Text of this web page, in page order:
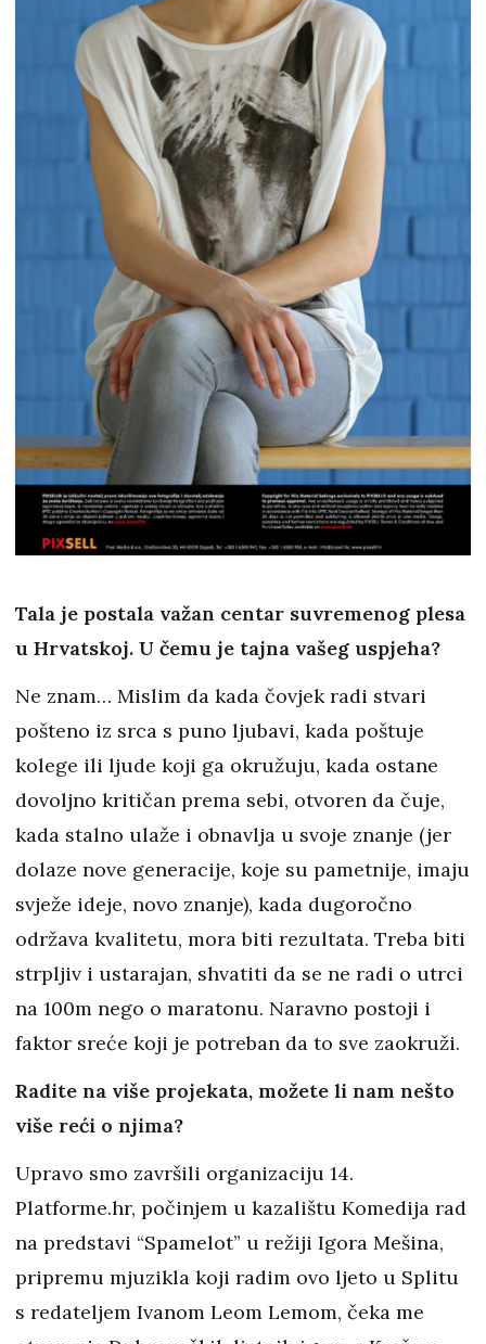
Tala je postala važan centar suvremenog plesa
u Hrvatskoj. U čemu je tajna vašeg uspjeha?
Ne znam… Mislim da kada čovjek radi stvari
pošteno iz srca s puno ljubavi, kada poštuje
kolege ili ljude koji ga okružuju, kada ostane
dovoljno kritičan prema sebi, otvoren da čuje,
kada stalno ulaže i obnavlja u svoje znanje (jer
dolaze nove generacije, koje su pametnije, imaju
svježe ideje, novo znanje), kada dugoročno
održava kvalitetu, mora biti rezultata. Treba biti
strpljiv i ustarajan, shvatiti da se ne radi o utrci
na 100m nego o maratonu. Naravno postoji i
faktor sreće koji je potreban da to sve zaokruži.
Radite na više projekata, možete li nam nešto
više reći o njima?
Upravo smo završili organizaciju 14.
Platforme.hr, počinjem u kazalištu Komedija rad
na predstavi “Spamelot” u režiji Igora Mešina,
pripremu mjuzikla koji radim ovo ljeto u Splitu
s redateljem Ivanom Leom Lemom, čeka me